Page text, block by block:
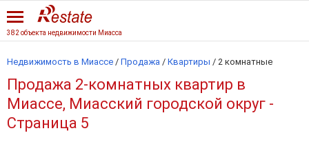
382 объекта недвижимости Миасса
Недвижимость в Миассе / Продажа / Квартиры / 2 комнатные
Продажа 2-комнатных квартир в
Миассе, Миасский городской округ -
Страница 5